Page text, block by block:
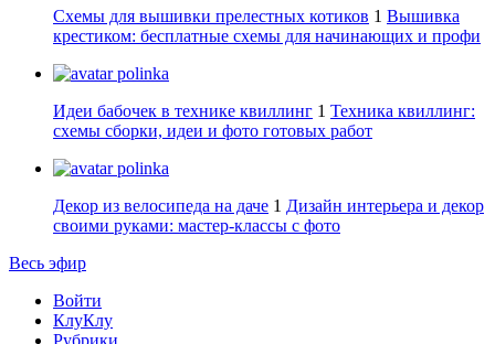
Схемы для вышивки прелестных котиков 1 Вышивка
крестиком: бесплатные схемы для начинающих и профи
polinka
Идеи бабочек в технике квиллинг 1 Техника квиллинг:
схемы сборки, идеи и фото готовых работ
polinka
Декор из велосипеда на даче 1 Дизайн интерьера и декор
своими руками: мастер-классы с фото
Весь эфир
Войти
КлуКлу